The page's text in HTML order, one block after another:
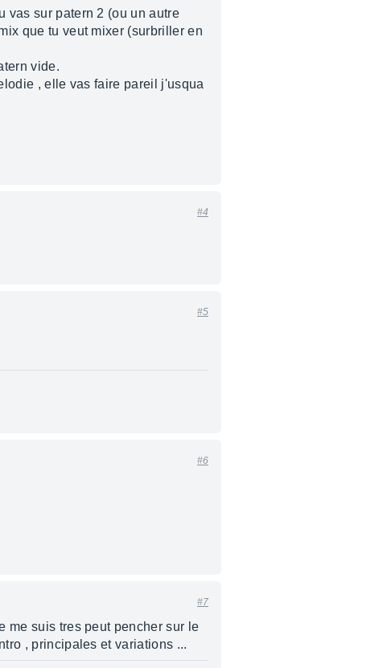
vas sur patern 2 (ou un autre
que tu veut mixer (surbriller en
vide.
, elle vas faire pareil j'usqua
#4
#5
#6
#7
me suis tres peut pencher sur le
, principales et variations ...